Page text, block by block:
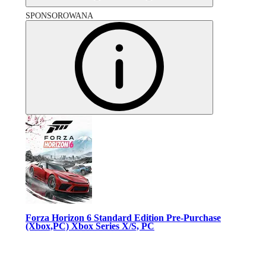
SPONSOROWANA
Forza Horizon 6 Standard Edition Pre-Purchase
(Xbox,PC) Xbox Series X/S, PC